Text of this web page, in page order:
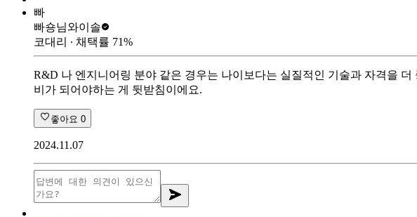
빠
빠숑님와이솔
코대리 ∙ 채택률 71%
R&D 나 엔지니어링 분야 같은 경우는 나이보다는 실질적인 기술과 자격을
비가 되어야하는 게 뒷받침이에요.
좋아요 0
2024.11.07